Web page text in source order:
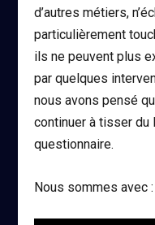
d’autres métiers,
particulièrement
ils ne peuvent plus
par quelques
nous avons pensé
continuer à tisser du
questionnaire.
Nous sommes avec :